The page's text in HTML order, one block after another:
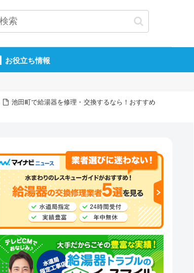
お役立ち情報
池田町で給湯器を修理・交換するなら！おすすめ